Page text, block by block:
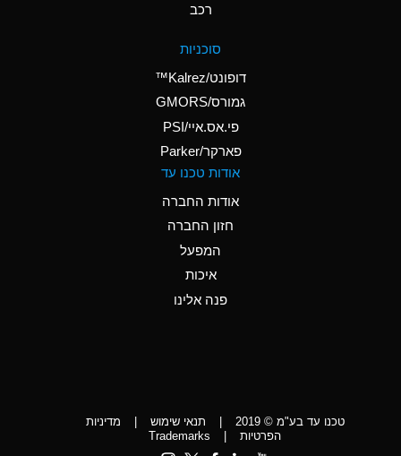
Ammonium Persulfate
Ammonium Phosphate
A
Ammonium Sulfate
*
Amyl Acetate (Banana
Aniline
D
רכב
סוכניות
דופונט/Kalrez™
גמורס/GMORS
פי.אס.איי/PSI
פארקר/Parker
אודות טכנו עד
אודות החברה
חזון החברה
המפעל
איכות
פנה אלינו
טכנו עד בע"מ © 2019 | תנאי שימוש |
מדיניות
הפרטיות
|
Trademarks